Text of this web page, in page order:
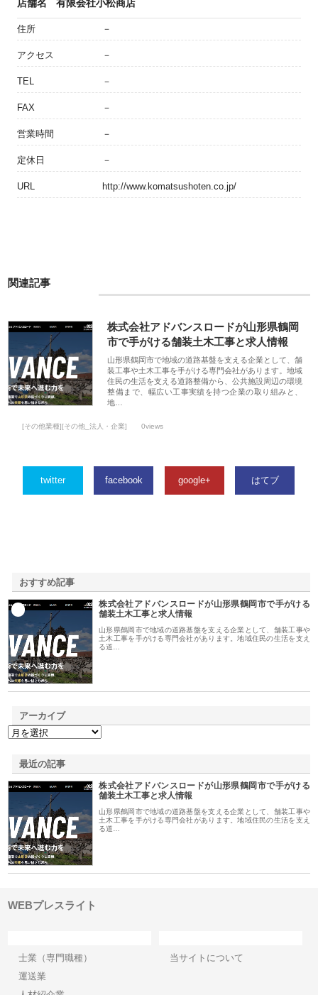
店舗名 有限会社小松商店
住所 －
アクセス －
TEL －
FAX －
営業時間 －
定休日 －
URL http://www.komatsushoten.co.jp/
関連記事
株式会社アドバンスロードが山形県鶴岡
市で手がける舗装土木工事と求人情報
山形県鶴岡市で地域の道路基盤を支える企業として、舗
装工事や土木工事を手がける専門会社があります。地域
住民の生活を支える道路整備から、公共施設周辺の環境
整備まで、幅広い工事実績を持つ企業の取り組みと、
地…
[その他業種][その他_法人・企業] 0views
twitter facebook google+ はてブ
おすすめ記事
株式会社アドバンスロードが山形県鶴岡市で手がける
舗装土木工事と求人情報
山形県鶴岡市で地域の道路基盤を支える企業として、舗装工事や
土木工事を手がける専門会社があります。地域住民の生活を支え
る道…
アーカイブ
最近の記事
株式会社アドバンスロードが山形県鶴岡市で手がける
舗装土木工事と求人情報
山形県鶴岡市で地域の道路基盤を支える企業として、舗装工事や
土木工事を手がける専門会社があります。地域住民の生活を支え
る道…
WEBプレスライト
士業（専門職種）
運送業
当サイトについて